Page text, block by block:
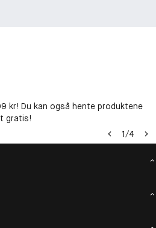
kr! Du kan også hente produktene
gratis!
1/4